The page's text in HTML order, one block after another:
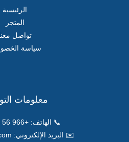
الرئيسية
المتجر
تواصل
سياسة
معلومات
📞 الهاتف:+966 56 944 2950
✉️ البريد الإلكتروني: